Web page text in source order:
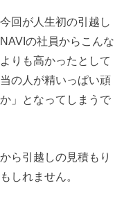
回が人生初の引越し
の社員からこんな
りも高かったとして
の人が精いっぱい頑
」となってしまうで
ら引越しの見積もり
しれません。